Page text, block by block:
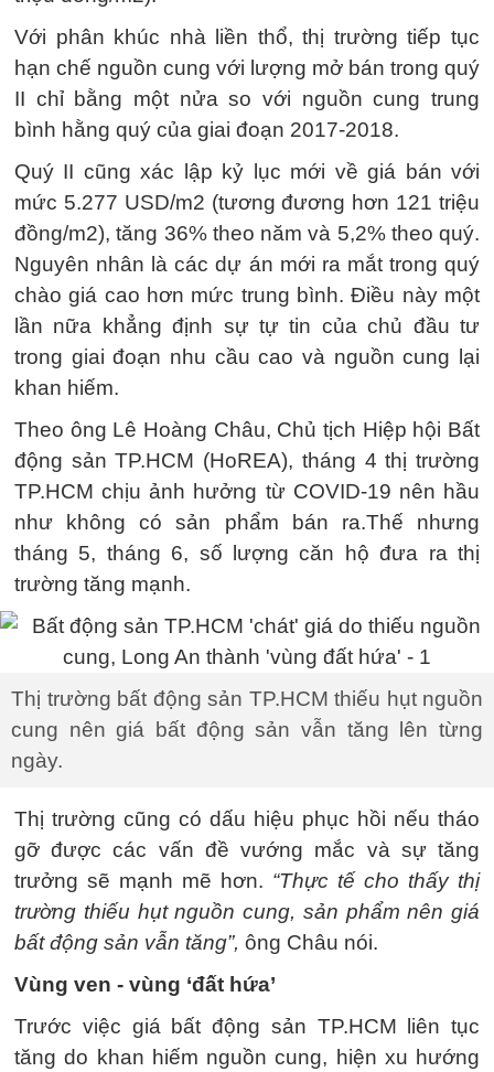
Với phân khúc nhà liền thổ, thị trường tiếp tục
hạn chế nguồn cung với lượng mở bán trong quý
II chỉ bằng một nửa so với nguồn cung trung
bình hằng quý của giai đoạn 2017-2018.
Quý II cũng xác lập kỷ lục mới về giá bán với
mức 5.277 USD/m2 (tương đương hơn 121 triệu
đồng/m2), tăng 36% theo năm và 5,2% theo quý.
Nguyên nhân là các dự án mới ra mắt trong quý
chào giá cao hơn mức trung bình. Điều này một
lần nữa khẳng định sự tự tin của chủ đầu tư
trong giai đoạn nhu cầu cao và nguồn cung lại
khan hiếm.
Theo ông Lê Hoàng Châu, Chủ tịch Hiệp hội Bất
động sản TP.HCM (HoREA), tháng 4 thị trường
TP.HCM chịu ảnh hưởng từ COVID-19 nên hầu
như không có sản phẩm bán ra.Thế nhưng
tháng 5, tháng 6, số lượng căn hộ đưa ra thị
trường tăng mạnh.
Thị trường bất động sản TP.HCM thiếu hụt nguồn
cung nên giá bất động sản vẫn tăng lên từng
ngày.
Thị trường cũng có dấu hiệu phục hồi nếu tháo
gỡ được các vấn đề vướng mắc và sự tăng
trưởng sẽ mạnh mẽ hơn. “Thực tế cho thấy thị
trường thiếu hụt nguồn cung, sản phẩm nên giá
bất động sản vẫn tăng”, ông Châu nói.
Vùng ven - vùng ‘đất hứa’
Trước việc giá bất động sản TP.HCM liên tục
tăng do khan hiếm nguồn cung, hiện xu hướng